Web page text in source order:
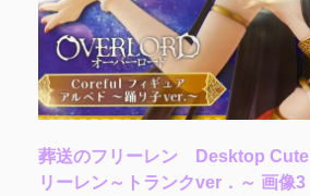
葬送のフリーレン Desktop
リーレン～トランクver．～ 画像3